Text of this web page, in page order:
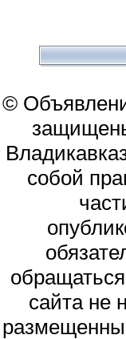
©
собой
сайта не